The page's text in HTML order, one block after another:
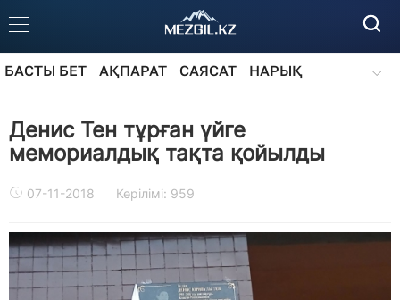
БАСТЫ БЕТ АҚПАРАТ САЯСАТ
НАРЫҚ
Денис Тен тұрған үйге
мемориалдық тақта қойылды
07-11-2018 Көрілімі: 959